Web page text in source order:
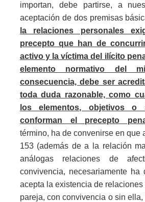
importan, debe partirse, a
aceptación de dos premisas
la relaciones personales
precepto que han de
activo y la víctima del ilícito
elemento normativo del
consecuencia, debe ser
toda duda razonable, como
los elementos, objetivos o
conforman el precepto
término, ha de convenirse en que
153 (además de a la relación
análogas relaciones de
convivencia, necesariamente
acepta la existencia de
pareja, con convivencia o sin